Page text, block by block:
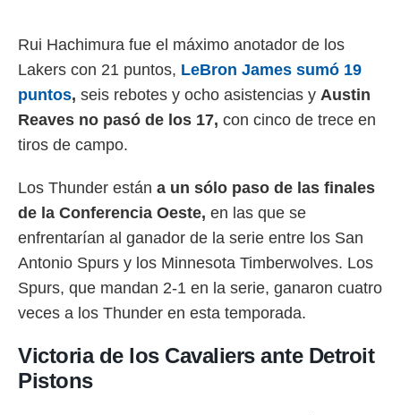
Rui Hachimura fue el máximo anotador de los
Lakers con 21 puntos, LeBron James sumó 19
puntos, seis rebotes y ocho asistencias y Austin
Reaves no pasó de los 17, con cinco de trece en
tiros de campo.
Los Thunder están a un sólo paso de las finales
de la Conferencia Oeste, en las que se
enfrentarían al ganador de la serie entre los San
Antonio Spurs y los Minnesota Timberwolves. Los
Spurs, que mandan 2-1 en la serie, ganaron cuatro
veces a los Thunder en esta temporada.
Victoria de los Cavaliers ante Detroit
Pistons